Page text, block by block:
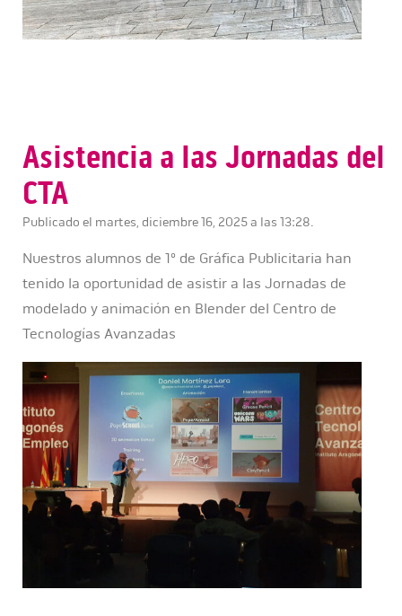
Asistencia a las Jornadas del
CTA
Publicado el martes, diciembre 16, 2025 a las 13:28.
Nuestros alumnos de 1º de Gráfica Publicitaria han
tenido la oportunidad de asistir a las Jornadas de
modelado y animación en Blender del Centro de
Tecnologías Avanzadas